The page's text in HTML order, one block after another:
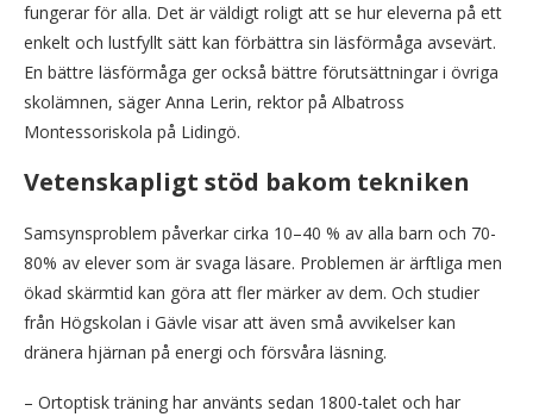
fungerar för alla. Det är väldigt roligt att se hur eleverna på ett
enkelt och lustfyllt sätt kan förbättra sin läsförmåga avsevärt.
En bättre läsförmåga ger också bättre förutsättningar i övriga
skolämnen, säger Anna Lerin, rektor på Albatross
Montessoriskola på Lidingö.
Vetenskapligt stöd bakom tekniken
Samsynsproblem påverkar cirka 10–40 % av alla barn och 70-
80% av elever som är svaga läsare. Problemen är ärftliga men
ökad skärmtid kan göra att fler märker av dem. Och studier
från Högskolan i Gävle visar att även små avvikelser kan
dränera hjärnan på energi och försvåra läsning.
– Ortoptisk träning har använts sedan 1800-talet och har